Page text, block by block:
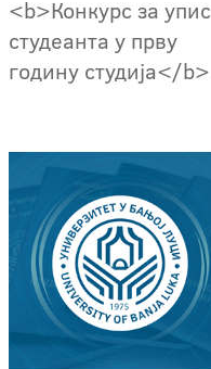
<b>Конкурс за упис
студеанта у прву
годину студија</b>